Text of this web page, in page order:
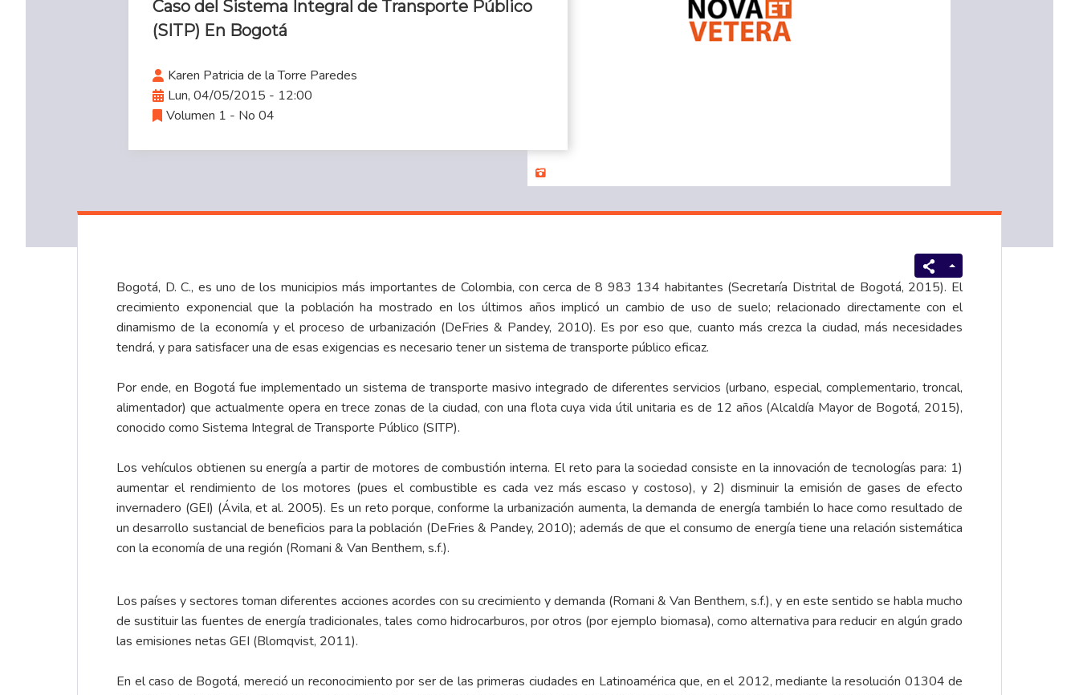
Caso del Sistema Integral de Transporte Público
(SITP) En Bogotá
Karen Patricia de la Torre Paredes
Lun, 04/05/2015 - 12:00
Volumen 1 - No 04
Bogotá, D. C., es uno de los municipios más importantes de Colombia, con cerca de 8 983 134 habitantes (Secretaría Distrital de Bogotá, 2015). El
crecimiento exponencial que la población ha mostrado en los últimos años implicó un cambio de uso de suelo; relacionado directamente con el
dinamismo de la economía y el proceso de urbanización (DeFries & Pandey, 2010). Es por eso que, cuanto más crezca la ciudad, más necesidades
tendrá, y para satisfacer una de esas exigencias es necesario tener un sistema de transporte público eficaz.
Por ende, en Bogotá fue implementado un sistema de transporte masivo integrado de diferentes servicios (urbano, especial, complementario, troncal,
alimentador) que actualmente opera en trece zonas de la ciudad, con una flota cuya vida útil unitaria es de 12 años (Alcaldía Mayor de Bogotá, 2015),
conocido como Sistema Integral de Transporte Público (SITP).
Los vehículos obtienen su energía a partir de motores de combustión interna. El reto para la sociedad consiste en la innovación de tecnologías para: 1)
aumentar el rendimiento de los motores (pues el combustible es cada vez más escaso y costoso), y 2) disminuir la emisión de gases de efecto
invernadero (GEI) (Ávila, et al. 2005). Es un reto porque, conforme la urbanización aumenta, la demanda de energía también lo hace como resultado de
un desarrollo sustancial de beneficios para la población (DeFries & Pandey, 2010); además de que el consumo de energía tiene una relación sistemática
con la economía de una región (Romani & Van Benthem, s.f.).
Los países y sectores toman diferentes acciones acordes con su crecimiento y demanda (Romani & Van Benthem, s.f.), y en este sentido se habla mucho
de sustituir las fuentes de energía tradicionales, tales como hidrocarburos, por otros (por ejemplo biomasa), como alternativa para reducir en algún grado
las emisiones netas GEI (Blomqvist, 2011).
En el caso de Bogotá, mereció un reconocimiento por ser de las primeras ciudades en Latinoamérica que, en el 2012, mediante la resolución 01304 de